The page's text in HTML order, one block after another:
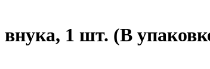
1 шт. (В